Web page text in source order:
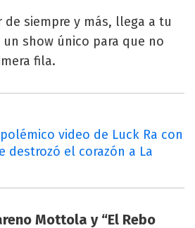
siempre y más, llega a tu
show único para que no
fila.
video de Luck Ra con
destrozó el corazón a La
Mottola y “El Rebo